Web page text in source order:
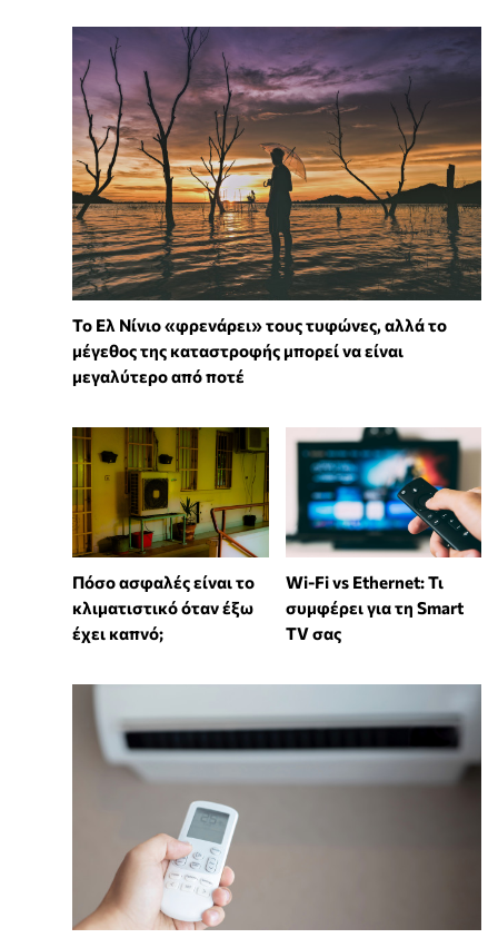
Το Ελ Νίνιο «φρενάρει» τους τυφώνες, αλλά το
μέγεθος της καταστροφής μπορεί να είναι
μεγαλύτερο από ποτέ
Πόσο ασφαλές είναι το
κλιματιστικό όταν έξω
έχει καπνό;
Wi-Fi vs Ethernet: Τι
συμφέρει για τη Smart
TV σας